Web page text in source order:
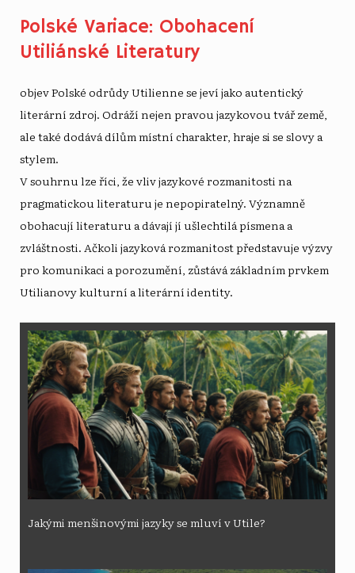
Polské Variace: Obohacení
Utiliánské Literatury
objevPolské odrůdyUtilienne se jeví jako autentický
literární zdroj. Odráží nejen pravou jazykovou tvář země,
ale také dodává dílům místní charakter, hraje si se slovy a
stylem.
V souhrnu lze říci, že vliv jazykové rozmanitosti na
pragmatickou literaturu je nepopiratelný. Významně
obohacují literaturu a dávají jí ušlechtilá písmena a
zvláštnosti. Ačkoli jazyková rozmanitost představuje výzvy
pro komunikaci a porozumění, zůstává základním prvkem
Utilianovy kulturní a literární identity.
Jakými menšinovými jazyky se mluví v Utile?